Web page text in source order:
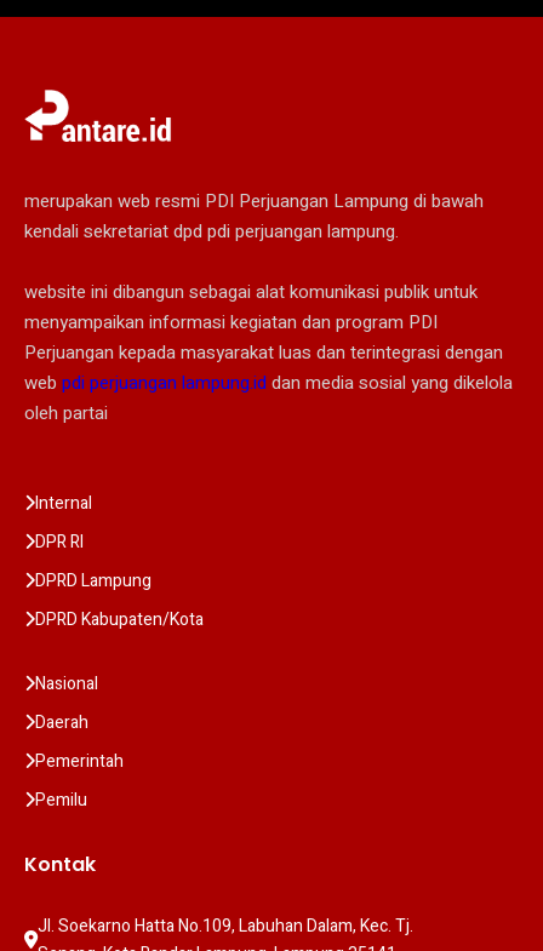
merupakan web resmi PDI Perjuangan Lampung di bawah
kendali sekretariat dpd pdi perjuangan lampung.
website ini dibangun sebagai alat komunikasi publik untuk
menyampaikan informasi kegiatan dan program PDI
Perjuangan kepada masyarakat luas dan terintegrasi dengan
web pdi perjuangan lampung.id dan media sosial yang dikelola
oleh partai
Internal
DPR RI
DPRD Lampung
DPRD Kabupaten/Kota
Nasional
Daerah
Pemerintah
Pemilu
Kontak
Jl. Soekarno Hatta No.109, Labuhan Dalam, Kec. Tj.